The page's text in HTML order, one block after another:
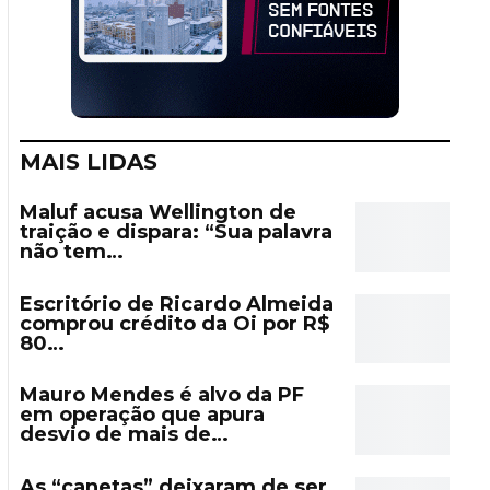
MAIS LIDAS
Maluf acusa Wellington de
traição e dispara: “Sua palavra
não tem…
Escritório de Ricardo Almeida
comprou crédito da Oi por R$
80…
Mauro Mendes é alvo da PF
em operação que apura
desvio de mais de…